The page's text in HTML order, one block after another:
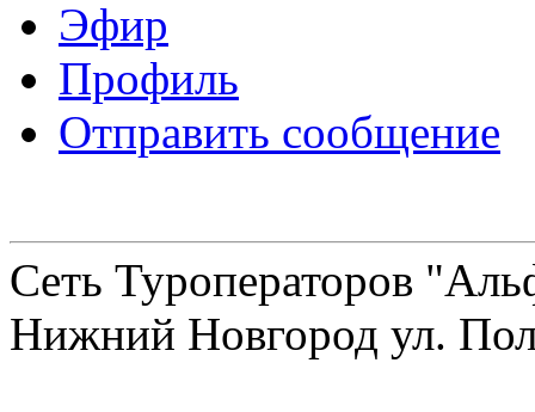
Эфир
Профиль
Отправить сообщение
Сеть Туроператоров
Нижний Новгород ул.